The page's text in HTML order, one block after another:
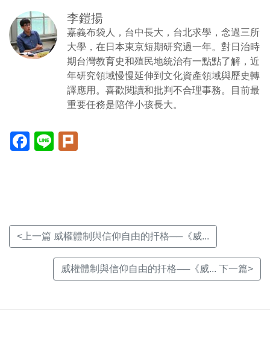
李鎧揚
嘉義布袋人，台中長大，台北求學，念過三所
大學，在日本東京短期研究過一年。對日治時
期台灣教育史和殖民地統治有一點點了解，近
年研究領域慢慢延伸到文化資產領域與歷史轉
譯應用。喜歡閱讀和批判不合理事務。目前最
重要任務是陪伴小孩長大。
Facebook(另
開
Line(另
開
<上一篇 威權體制與信仰自由的扞格──《威...
威權體制與信仰自由的扞格──《威... 下一篇>